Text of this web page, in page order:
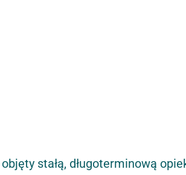
stałą, długoterminową